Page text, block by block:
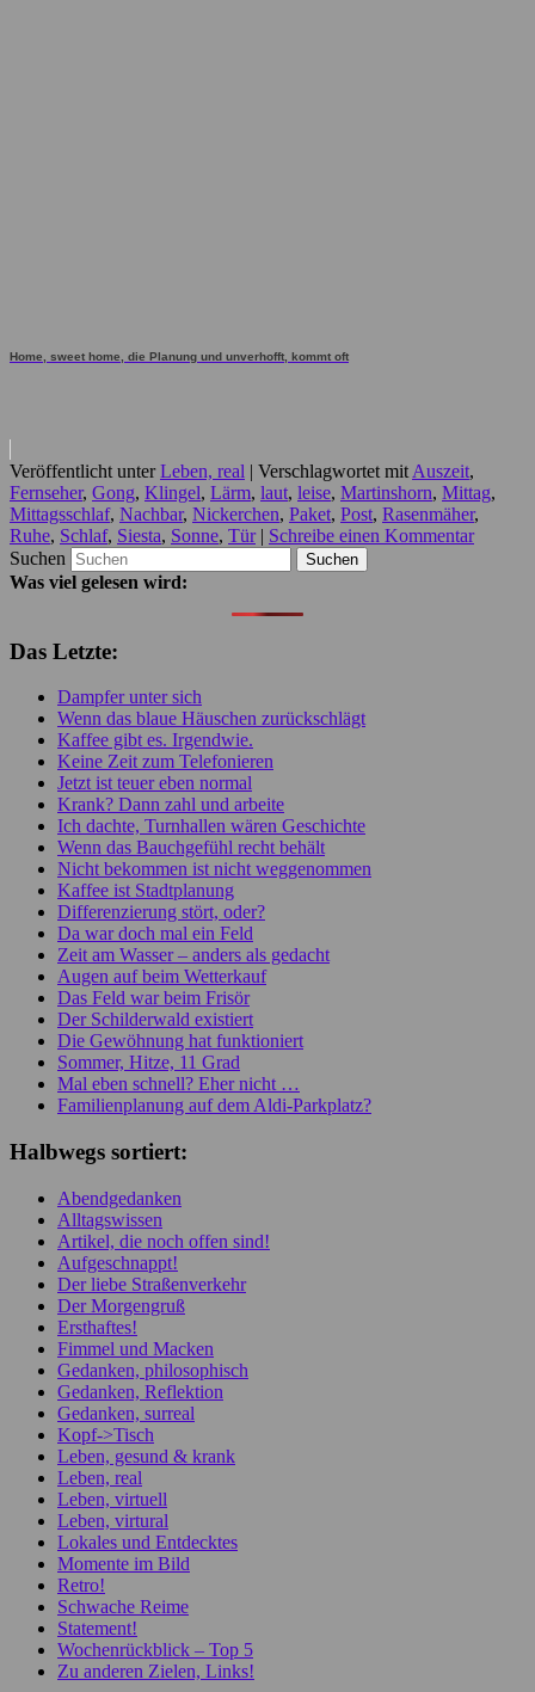
Home, sweet home, die Planung und unverhofft, kommt oft
Veröffentlicht unter Leben, real | Verschlagwortet mit Auszeit,
Fernseher, Gong, Klingel, Lärm, laut, leise, Martinshorn, Mittag,
Mittagsschlaf, Nachbar, Nickerchen, Paket, Post, Rasenmäher,
Ruhe, Schlaf, Siesta, Sonne, Tür | Schreibe einen Kommentar
Suchen
Was viel gelesen wird:
Das Letzte:
Dampfer unter sich
Wenn das blaue Häuschen zurückschlägt
Kaffee gibt es. Irgendwie.
Keine Zeit zum Telefonieren
Jetzt ist teuer eben normal
Krank? Dann zahl und arbeite
Ich dachte, Turnhallen wären Geschichte
Wenn das Bauchgefühl recht behält
Nicht bekommen ist nicht weggenommen
Kaffee ist Stadtplanung
Differenzierung stört, oder?
Da war doch mal ein Feld
Zeit am Wasser – anders als gedacht
Augen auf beim Wetterkauf
Das Feld war beim Frisör
Der Schilderwald existiert
Die Gewöhnung hat funktioniert
Sommer, Hitze, 11 Grad
Mal eben schnell? Eher nicht …
Familienplanung auf dem Aldi-Parkplatz?
Halbwegs sortiert:
Abendgedanken
Alltagswissen
Artikel, die noch offen sind!
Aufgeschnappt!
Der liebe Straßenverkehr
Der Morgengruß
Ersthaftes!
Fimmel und Macken
Gedanken, philosophisch
Gedanken, Reflektion
Gedanken, surreal
Kopf->Tisch
Leben, gesund & krank
Leben, real
Leben, virtuell
Leben, virtural
Lokales und Entdecktes
Momente im Bild
Retro!
Schwache Reime
Statement!
Wochenrückblick – Top 5
Zu anderen Zielen, Links!